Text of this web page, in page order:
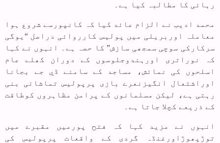
رہائی کا مطالبہ کیا ہے۔
محمد ادیب نے الزام عائد کیا کہ کانپورسے شروع ہوا
معاملہ اوربریلی میں پولیس کارروائی دراصل “یوگی
سرکارکی سوچی سمجھی سازش” کا حصہ ہے۔ انہوں نے کہا
کہ نوراتری اورہندوجلوسوں کے دوران کھلے عام
اسلحوں کی نمائش، مساجد کے سامنے ڈي جے بجانا
اوراشتعال انگیزنعرے بازی پرپولیس تماشائی بنی
رہتی ہے، لیکن مسلمانوں کے پرامن مظاہروں کوطاقت
کے ذریعے کچلا جاتا ہے۔
انہوں نے مزید کہا کہ فتح پورمیں مقبرے میں
توڑپھوڑاورغنڈہ گردی کے واقعات پرپولیس کی